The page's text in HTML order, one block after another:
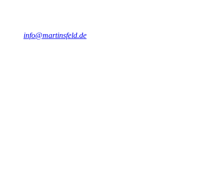
info@martinsfeld.de